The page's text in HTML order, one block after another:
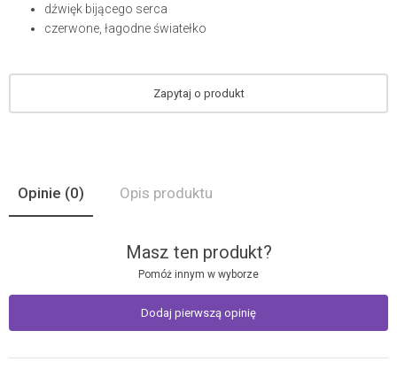
dźwięk bijącego serca
czerwone, łagodne światełko
Zapytaj o produkt
Opinie (0) Opis produktu
Masz ten produkt?
Pomóż innym w wyborze
Dodaj pierwszą opinię